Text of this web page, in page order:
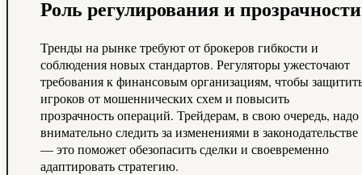
Роль регулирования и прозрачности
Тренды на рынке требуют от брокеров гибкости и
соблюдения новых стандартов. Регуляторы ужесточают
требования к финансовым организациям, чтобы
игроков от мошеннических схем и повысить
прозрачность операций. Трейдерам, в свою очередь, надо
внимательно следить за изменениями в законодательстве
— это поможет обезопасить сделки и своевременно
адаптировать стратегию.